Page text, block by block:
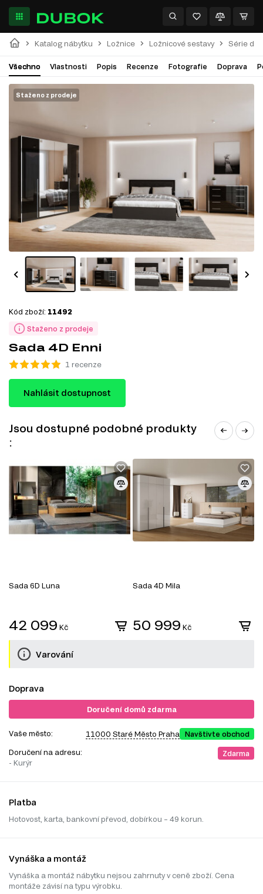
Katalog nábytku Ložnice Ložnicové sestavy Série do
Všechno Vlastnosti Popis Recenze Fotografie Doprava
Staženo z prodeje
Staženo z prodeje
Kód zboží: 11492
Sada 4D Enni
1 recenze
Nahlásit dostupnost
Jsou dostupné podobné produkty
:
Sada 6D Luna
42 099 Kč
Sada 4D Mila
50 999 Kč
Varování
Doprava
Doručení domů zdarma
Vaše město: 11000 Staré Město Praha Navštivte obchod
Doručení na adresu:
- Kurýr
Zdarma
Platba
Hotovost, karta, bankovní převod, dobírkou – 49 korun.
Vynáška a montáž
Vynáška a montáž nábytku nejsou zahrnuty v ceně zboží. Cena
montáže závisí na typu výrobku.